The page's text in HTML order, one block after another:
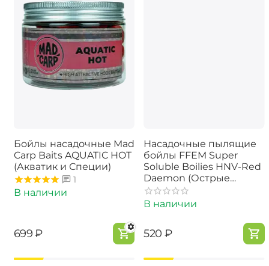
Бойлы насадочные Mad
Carp Baits AQUATIC HOT
(Акватик и Специи)
1
В наличии
‍699‍ ₽
Насадочные пылящие
бойлы FFEM Super
Soluble Boilies HNV-Red
Dаеmon (Острые
Специи) 16/20mm
В наличии
‍520‍ ₽